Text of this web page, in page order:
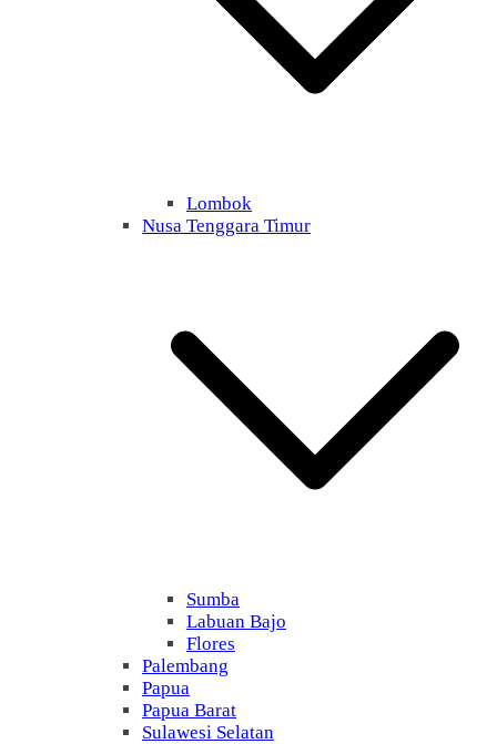
Lombok
Nusa Tenggara Timur
Sumba
Labuan Bajo
Flores
Palembang
Papua
Papua Barat
Sulawesi Selatan